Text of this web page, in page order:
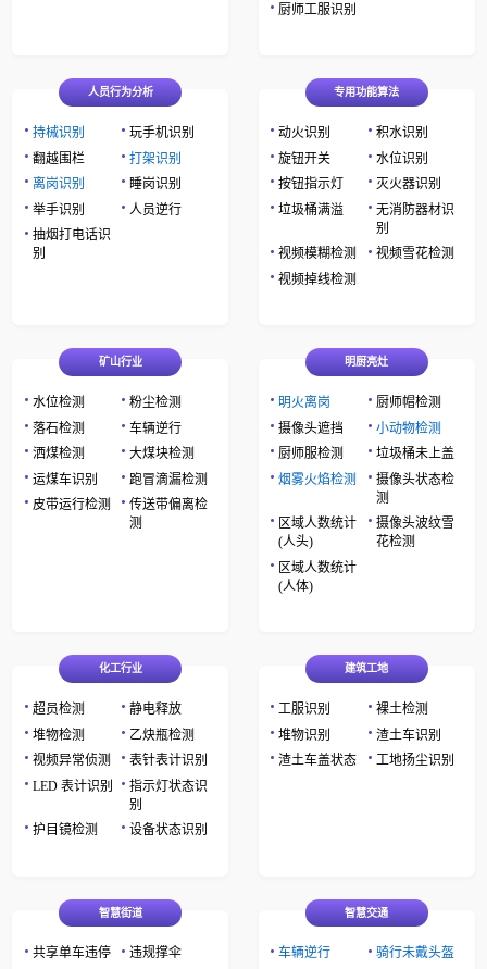
厨师工服识别
人员行为分析
持械识别
玩手机识别
翻越围栏
打架识别
离岗识别
睡岗识别
举手识别
人员逆行
抽烟打电话识
别
专用功能算法
动火识别
积水识别
旋钮开关
水位识别
按钮指示灯
灭火器识别
垃圾桶满溢
无消防器材识
别
视频模糊检测
视频雪花检测
视频掉线检测
矿山行业
水位检测
粉尘检测
落石检测
车辆逆行
洒煤检测
大煤块检测
运煤车识别
跑冒滴漏检测
皮带运行检测
传送带偏离检
测
明厨亮灶
明火离岗
厨师帽检测
摄像头遮挡
小动物检测
厨师服检测
垃圾桶未上盖
烟雾火焰检测
摄像头状态检
测
区域人数统计
(人头)
摄像头波纹雪
花检测
区域人数统计
(人体)
化工行业
超员检测
静电释放
堆物检测
乙炔瓶检测
视频异常侦测
表针表计识别
LED 表计识别
指示灯状态识
别
护目镜检测
设备状态识别
建筑工地
工服识别
裸土检测
堆物识别
渣土车识别
渣土车盖状态
工地扬尘识别
智慧街道
共享单车违停
违规撑伞
智慧交通
车辆逆行
骑行未戴头盔